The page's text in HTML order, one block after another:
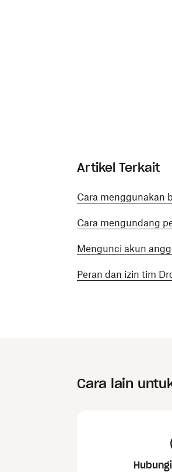
Artikel Terkait
Cara menggunakan
Cara mengundang
Mengunci akun
Peran dan izin tim
Cara lain